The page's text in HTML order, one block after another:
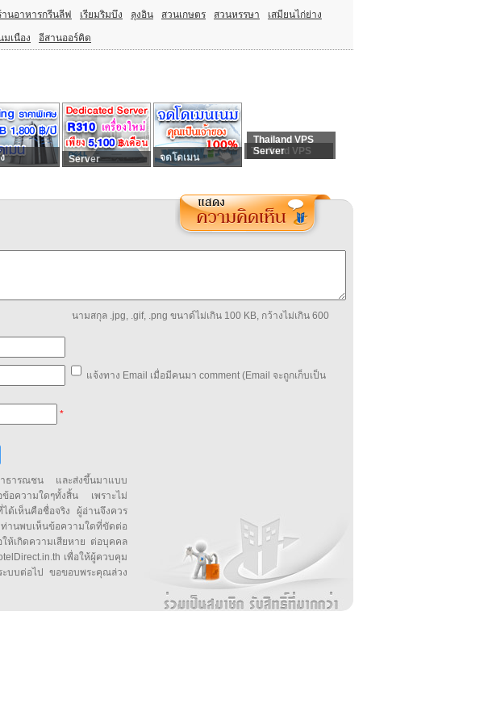
านอาหารกรีนลีฟ เรียมริมบึง ลุงอิน สวนเกษตร สวนหรรษา เสมียนไก่ย่าง
เนือง อีสานออร์คิด
Server จดโดเมน
Thailand VPS
Thailand VPS
Server
นามสกุล .jpg, .gif, .png ขนาด์ไม่เกิน 100 KB, กว้างไม่เกิน 600
แจ้งทาง Email เมื่อมีคนมา comment (Email จะถูกเก็บเป็น
*
าธารณชน และส่งขึ้นมาแบบ
อความใดๆทั้งสิ้น เพราะไม่
ด้เห็นคือชื่อจริง ผู้อ่านจึงควร
พบเห็นข้อความใดที่ขัดต่อ
ห้เกิดความเสียหาย ต่อบุคคล
เพื่อให้ผู้ควบคุม
ะบบต่อไป ขอขอบพระคุณล่วง